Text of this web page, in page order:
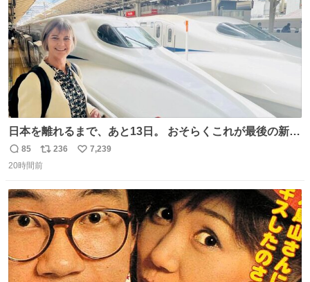
日本を離れるまで、あと13日。 おそらくこれが最後の新幹
線。駅弁には、お気に入りのうな重を。 残念ながら、富士
山は今回も雲の中でした（やっぱり！）。 #私の好きな日
返
信
85
リ
ポ
ト
数
236
い
数
7,239
20時間前